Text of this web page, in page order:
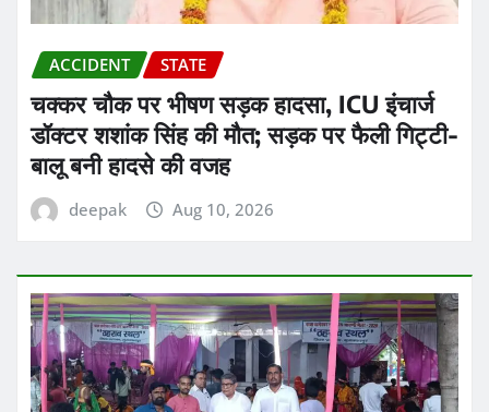
ACCIDENT STATE
चक्कर चौक पर भीषण सड़क हादसा, ICU इंचार्ज
डॉक्टर शशांक सिंह की मौत; सड़क पर फैली गिट्टी-
बालू बनी हादसे की वजह
deepak Aug 10, 2026